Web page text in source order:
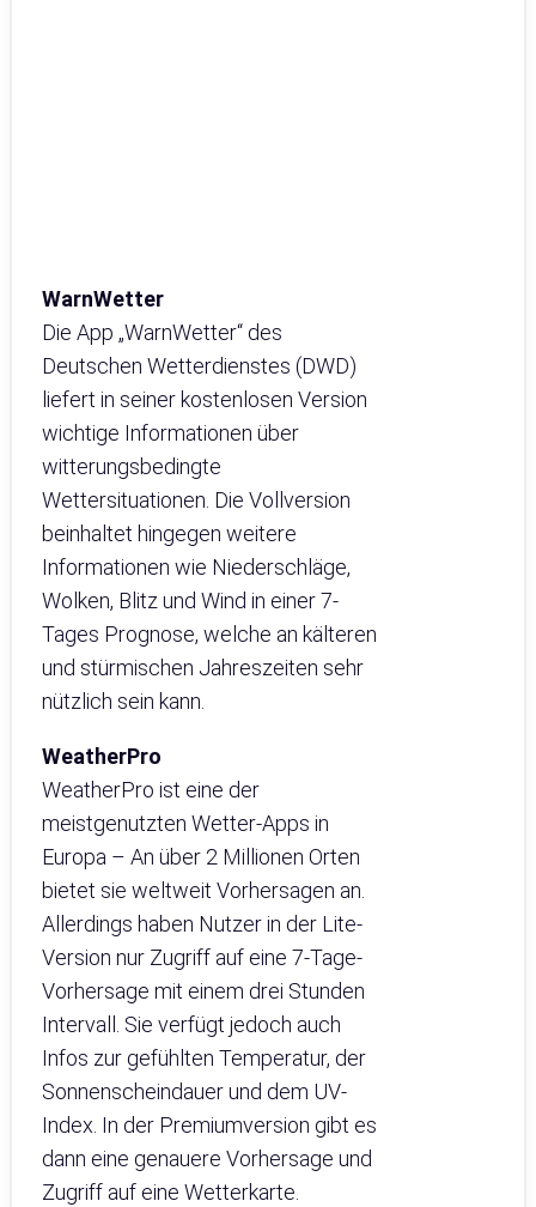
WarnWetter
Die App „WarnWetter“ des
Deutschen Wetterdienstes (DWD)
liefert in seiner kostenlosen Version
wichtige Informationen über
witterungsbedingte
Wettersituationen. Die Vollversion
beinhaltet hingegen weitere
Informationen wie Niederschläge,
Wolken, Blitz und Wind in einer 7-
Tages Prognose, welche an kälteren
und stürmischen Jahreszeiten sehr
nützlich sein kann.
WeatherPro
WeatherPro ist eine der
meistgenutzten Wetter-Apps in
Europa – An über 2 Millionen Orten
bietet sie weltweit Vorhersagen an.
Allerdings haben Nutzer in der Lite-
Version nur Zugriff auf eine 7-Tage-
Vorhersage mit einem drei Stunden
Intervall. Sie verfügt jedoch auch
Infos zur gefühlten Temperatur, der
Sonnenscheindauer und dem UV-
Index. In der Premiumversion gibt es
dann eine genauere Vorhersage und
Zugriff auf eine Wetterkarte.